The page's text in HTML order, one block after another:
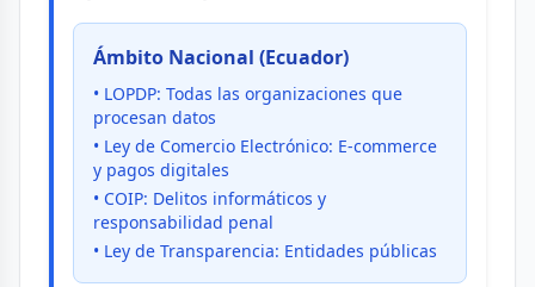
Ámbito Nacional (Ecuador)
• LOPDP: Todas las organizaciones que
procesan datos
• Ley de Comercio Electrónico: E-commerce
y pagos digitales
• COIP: Delitos informáticos y
responsabilidad penal
• Ley de Transparencia: Entidades públicas